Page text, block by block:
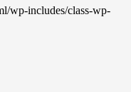
wp-includes/class-wp-